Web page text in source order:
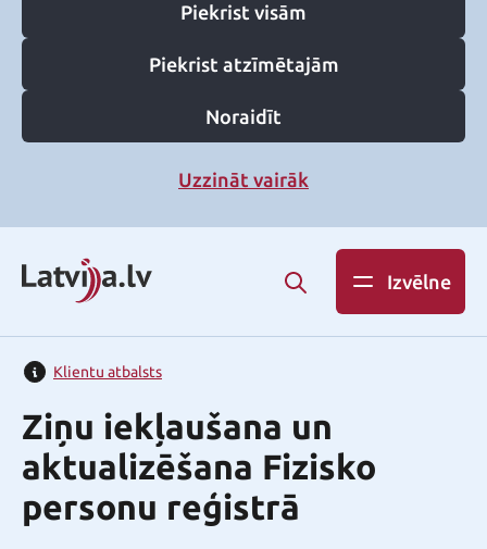
Piekrist visām
Piekrist atzīmētajām
Noraidīt
Uzzināt vairāk
Izvēlne
Klientu atbalsts
Ziņu iekļaušana un
aktualizēšana Fizisko
personu reģistrā